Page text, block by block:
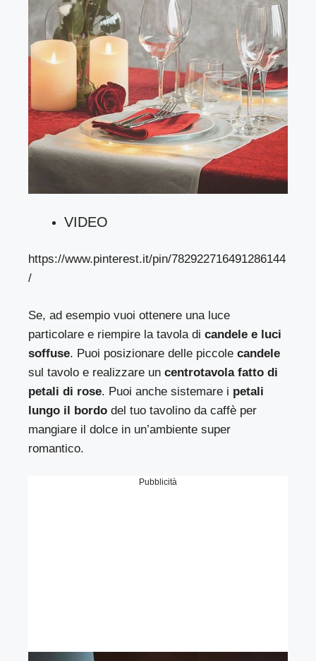
VIDEO
https://www.pinterest.it/pin/782922716491286144
/
Se, ad esempio vuoi ottenere una luce
particolare e riempire la tavola di candele e luci
soffuse. Puoi posizionare delle piccole candele
sul tavolo e realizzare uncentrotavola fatto di
petali di rose. Puoi anche sistemare i petali
lungo il bordo del tuo tavolino da caffè per
mangiare il dolce in un’ambiente super
romantico.
Pubblicità